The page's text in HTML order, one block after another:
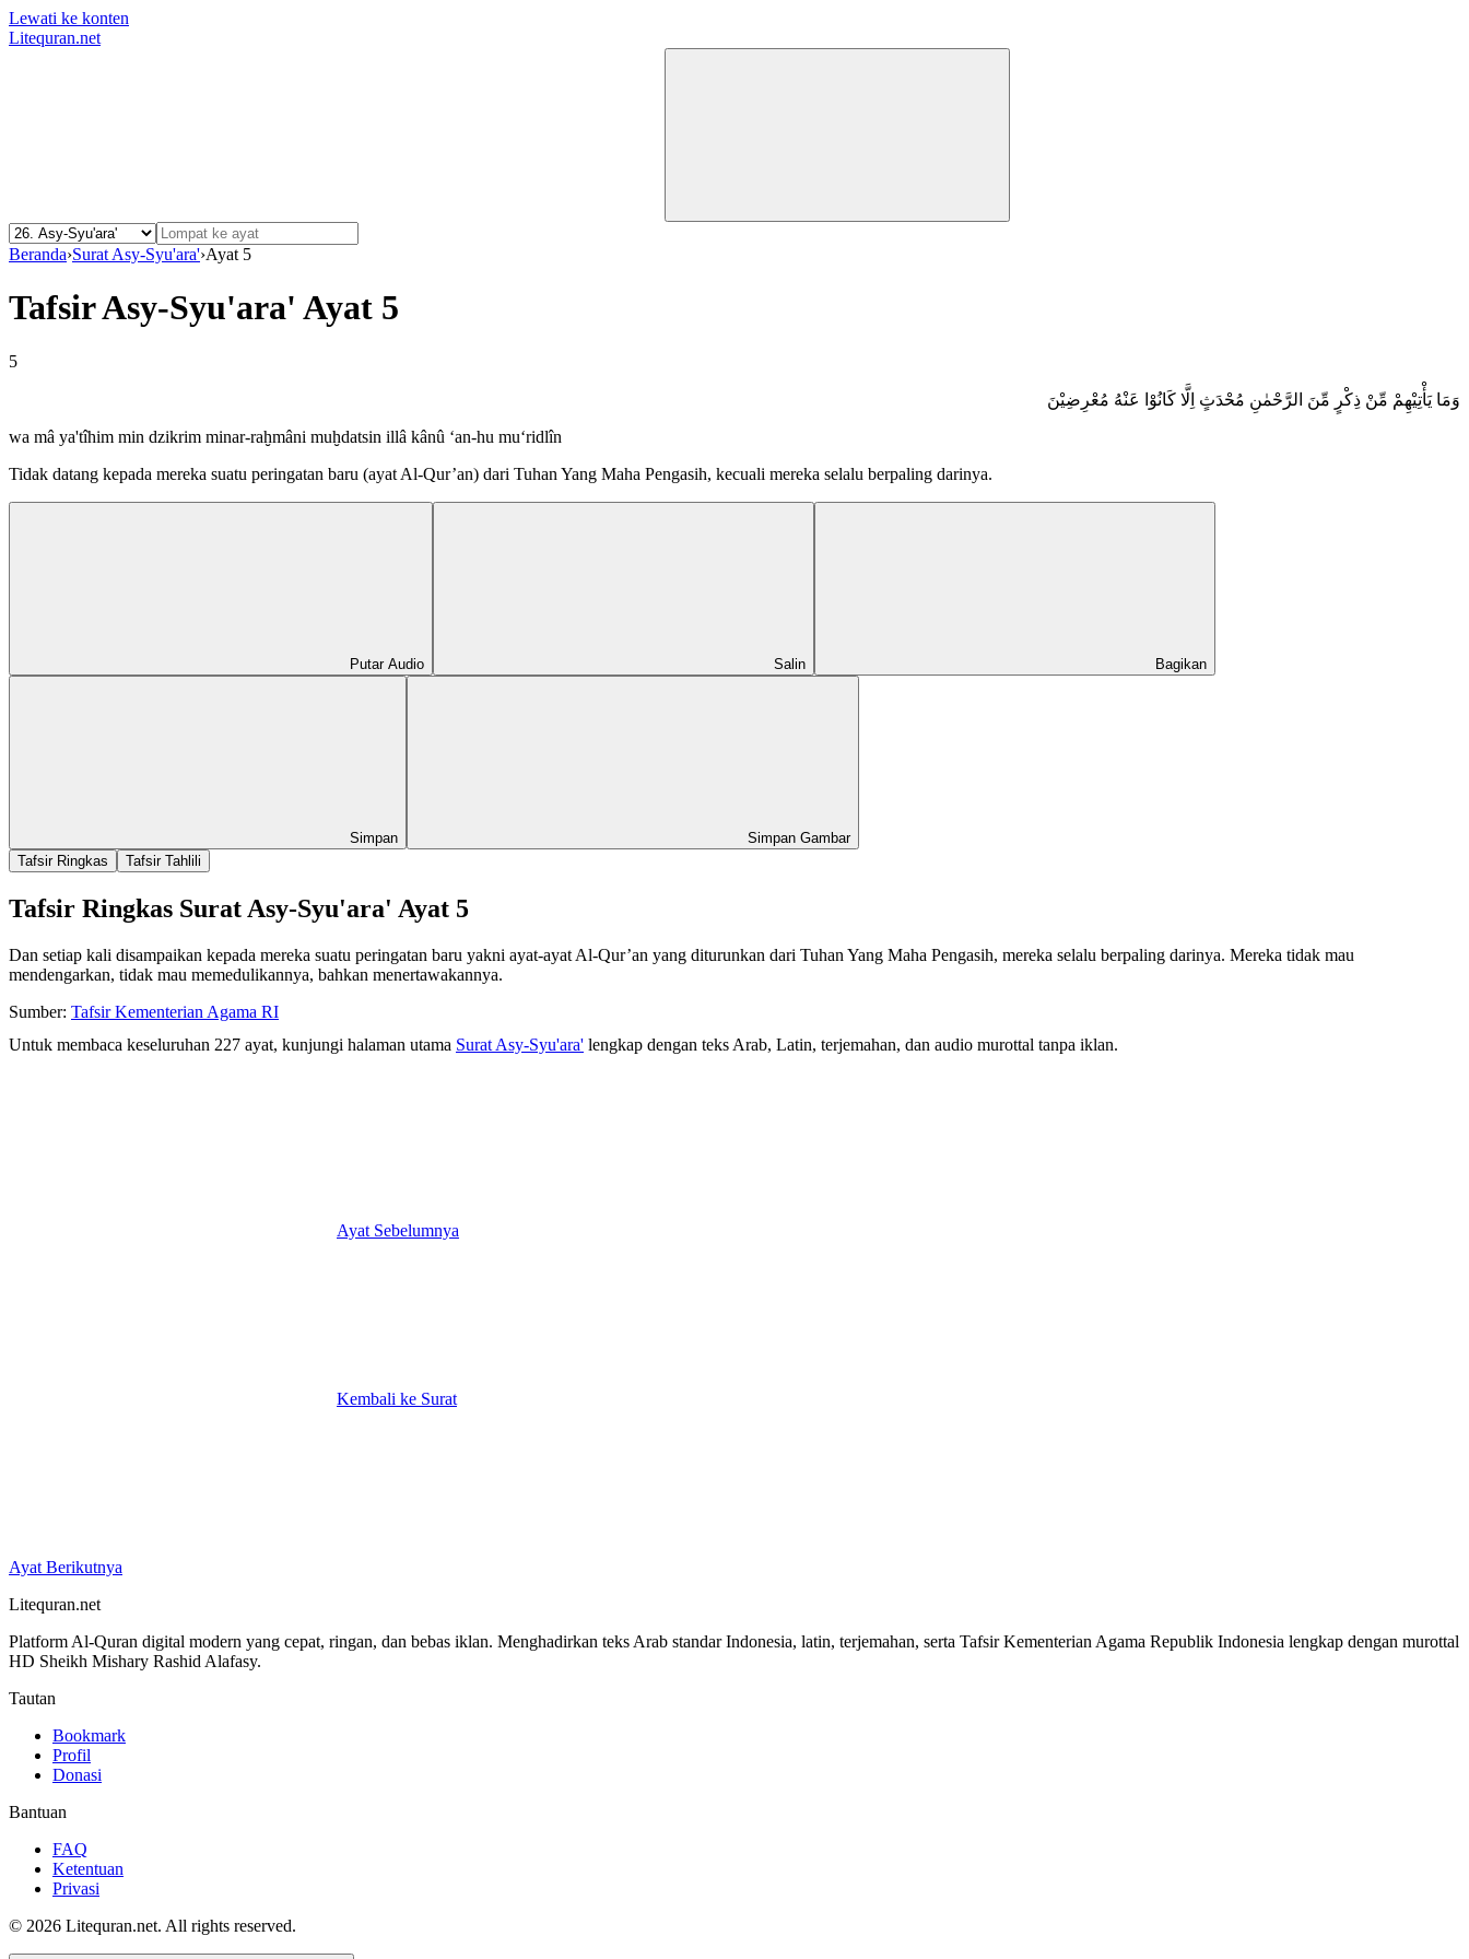
Lewati ke konten
Litequran.net
Beranda›Surat Asy-Syu'ara'›Ayat 5
Tafsir Asy-Syu'ara' Ayat 5
5
وَمَا يَأْتِيْهِمْ مِّنْ ذِكْرٍ مِّنَ الرَّحْمٰنِ مُحْدَثٍ اِلَّا كَانُوْا عَنْهُ مُعْرِضِيْنَ
wa mâ ya'tîhim min dzikrim minar-raḫmâni muḫdatsin illâ kânû ‘an-hu mu‘ridlîn
Tidak datang kepada mereka suatu peringatan baru (ayat Al-Qur’an) dari Tuhan Yang Maha Pengasih, kecuali mereka selalu berpaling darinya.
Putar Audio Salin Bagikan
Simpan
Simpan Gambar
Tafsir Ringkas
Tafsir Tahlili
Tafsir Ringkas Surat Asy-Syu'ara' Ayat 5
Dan setiap kali disampaikan kepada mereka suatu peringatan baru yakni ayat-ayat Al-Qur’an yang diturunkan dari Tuhan Yang Maha Pengasih, mereka selalu berpaling darinya. Mereka tidak mau
mendengarkan, tidak mau memedulikannya, bahkan menertawakannya.
Sumber: Tafsir Kementerian Agama RI
Untuk membaca keseluruhan 227 ayat, kunjungi halaman utama Surat Asy-Syu'ara' lengkap dengan teks Arab, Latin, terjemahan, dan audio murottal tanpa iklan.
Ayat Sebelumnya
Kembali ke Surat
Ayat Berikutnya
Litequran.net
Platform Al-Quran digital modern yang cepat, ringan, dan bebas iklan. Menghadirkan teks Arab standar Indonesia, latin, terjemahan, serta Tafsir Kementerian Agama Republik Indonesia lengkap dengan murottal
HD Sheikh Mishary Rashid Alafasy.
Tautan
Bookmark
Profil
Donasi
Bantuan
FAQ
Ketentuan
Privasi
© 2026 Litequran.net. All rights reserved.